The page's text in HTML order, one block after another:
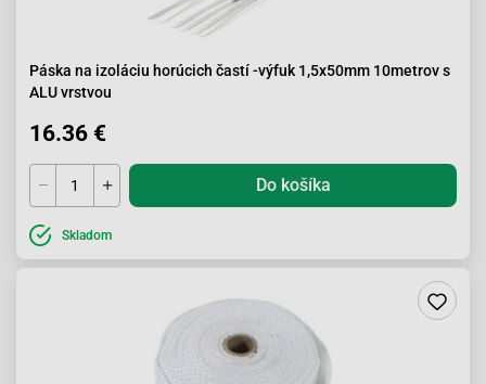
Páska na izoláciu horúcich častí -výfuk 1,5x50mm 10metrov s
ALU vrstvou
16.36 €
Do košíka
Skladom